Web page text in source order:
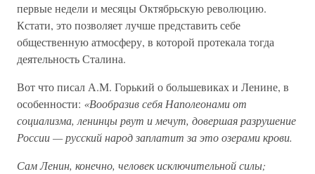
первые недели и месяцы Октябрьскую революцию.
Кстати, это позволяет лучше представить себе
общественную атмосферу, в которой протекала тогда
деятельность Сталина.
Вот что писал А.М. Горький о большевиках и Ленине, в
особенности: «Вообразив себя Наполеонами от
социализма, ленинцы рвут и мечут, довершая разрушение
России — русский народ заплатит за это озерами крови.
Сам Ленин, конечно, человек исключительной силы;